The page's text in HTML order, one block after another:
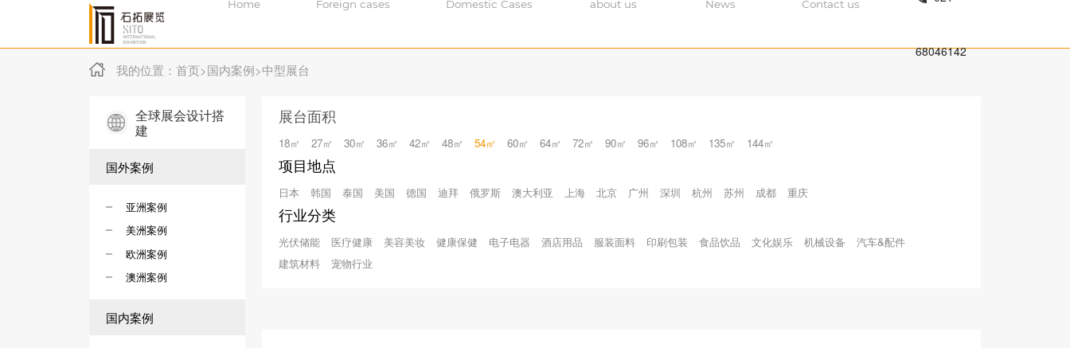
Home Foreign cases Domestic Cases about us News Contact us
68046142
我的位置： 首页>国内案例>中型展台
全球展会设计搭
建
国外案例
亚洲案例
美洲案例
欧洲案例
澳洲案例
国内案例
展台面积
18㎡ 27㎡ 30㎡ 36㎡ 42㎡ 48㎡ 54㎡ 60㎡ 64㎡ 72㎡ 90㎡ 96㎡ 108㎡ 135㎡ 144㎡
项目地点
日本 韩国 泰国 美国 德国 迪拜 俄罗斯 澳大利亚 上海 北京 广州 深圳 杭州 苏州 成都 重庆
行业分类
光伏储能 医疗健康 美容美妆 健康保健 电子电器 酒店用品 服装面料 印刷包装 食品饮品 文化娱乐 机械设备
汽车&配件
建筑材料
宠物行业